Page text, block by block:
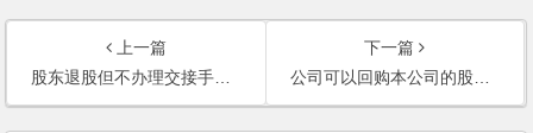
上一篇
股东退股但不办理交接手续，如何处理？
下一篇
公司可以回购本公司的股份吗？职工离退职时，企业要求其退出股份的做法是否属于公司回购的情形？